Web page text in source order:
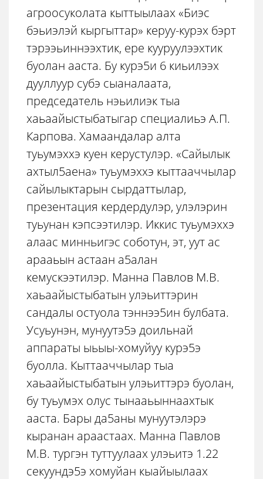
агроосуколата кыттыылаах «Биэс
бэьиэлэй кыргыттар» керуу-курэх бэрт
тэрээьиннээхтик, ере кууруулээхтик
буолан ааста. Бу курэ5и 6 киьилээх
дууллуур субэ сыаналаата,
председатель нэьилиэк тыа
хаьаайыстыбатыгар специалиьэ А.П.
Карпова. Хамаандалар алта
туьумэххэ куен керустулэр. «Сайылык
ахтыл5аена» туьумэххэ кыттааччылар
сайылыктарын сырдаттылар,
презентация кердердулэр, улэлэрин
туьунан кэпсээтилэр. Иккис туьумэххэ
алаас минньигэс соботун, эт, уут ас
арааьын астаан а5алан
кемускээтилэр. Манна Павлов М.В.
хаьаайыстыбатын улэьиттэрин
сандалы остуола тэннээ5ин булбата.
Усуьунэн, мунуутэ5э доильнай
аппараты ыьыы-хомуйуу курэ5э
буолла. Кыттааччылар тыа
хаьаайыстыбатын улэьиттэрэ буолан,
бу туьумэх олус тынааьыннаахтык
ааста. Бары да5аны мунуутэлэрэ
кыранан араастаах. Манна Павлов
М.В. тургэн туттуулаах улэьитэ 1.22
секуундэ5э хомуйан кыайыылаах